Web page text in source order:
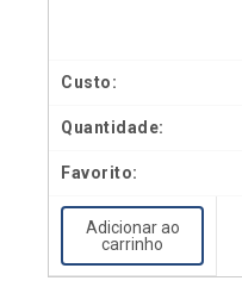
Adicionar ao
carrinho